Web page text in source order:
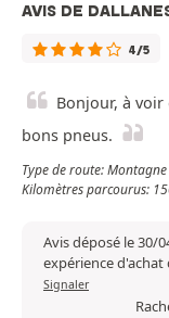
AVIS DE
4/5
Bonjour, à voir
bons pneus.
Type de route:
Kilomètres parcourus:
Avis déposé le 30/
expérience d'achat
Signaler